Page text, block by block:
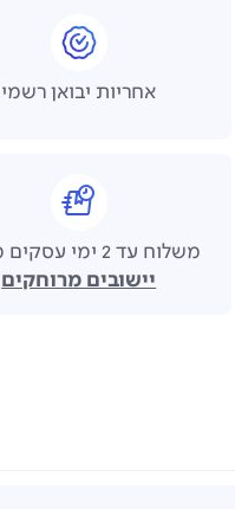
אחריות יבואן רשמי
משלוח עד 2 ימי עסקים מלבד
יישובים מרוחקים